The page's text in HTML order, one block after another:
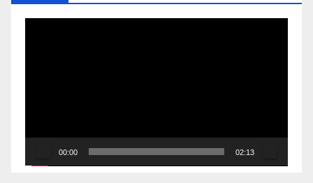
00:00 02:13